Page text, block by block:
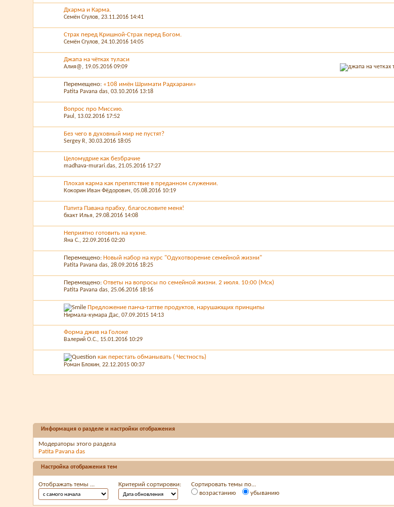
Дхарма и Карма.
Семён Сгулов, 23.11.2016 14:41
Страх перед Кришной-Страх перед Богом.
Семён Сгулов, 24.10.2016 14:05
Джапа на чётках туласи
Алия@, 19.05.2016 09:09
Перемещено: «108 имён Шримати Радхарани»
Patita Pavana das, 03.10.2016 13:18
Вопрос про Миссию.
Paul , 13.02.2016 17:52
Без чего в духовный мир не пустят?
Sergey R, 30.03.2016 18:05
Целомудрие как безбрачие
madhava-murari.das, 21.05.2016 17:27
Плохая карма как препятствие в преданном служении.
Кокорин Иван Фёдорович, 05.08.2016 10:19
Патита Павана прабху, благословите меня!
бхакт Илья, 29.08.2016 14:08
Неприятно готовить на кухне.
Яна С., 22.09.2016 02:20
Перемещено: Новый набор на курс "Одухотворение семейной жизни"
Patita Pavana das, 28.09.2016 18:25
Перемещено: Ответы на вопросы по семейной жизни. 2 июля. 10:00 (Мск)
Patita Pavana das, 25.06.2016 18:16
Предложение панча-таттве продуктов, нарушающих принципы
Нирмала-кумара Дас, 07.09.2015 14:13
Форма джив на Голоке
Валерий О.С., 15.01.2016 10:29
как перестать обманывать ( Честность)
Роман Блохин, 22.12.2015 00:37
Информация о разделе и настройки отображения
Модераторы этого раздела
Patita Pavana das
Настройка отображения тем
Отображать темы ... Критерий сортировки:
Сортировать темы по...
возрастанию
убыванию